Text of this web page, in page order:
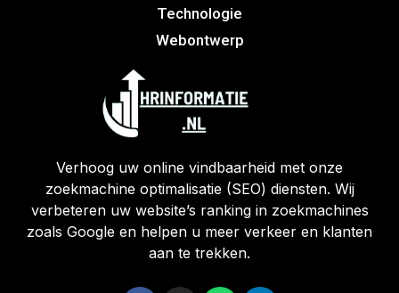
Technologie
Webontwerp
Verhoog uw online vindbaarheid met onze
zoekmachine optimalisatie (SEO) diensten. Wij
verbeteren uw website’s ranking in zoekmachines
zoals Google en helpen u meer verkeer en klanten
aan te trekken.